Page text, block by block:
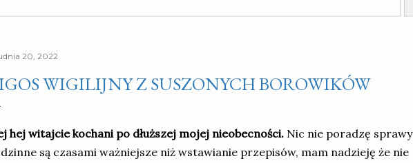
20, 2022
WIGILIJNY Z SUSZONYCH BOROWIKÓW
hej witajcie kochani po dłuższej mojej nieobecności. Nic nie poradzę sprawy
są czasami ważniejsze niż wstawianie przepisów, mam nadzieję że nie